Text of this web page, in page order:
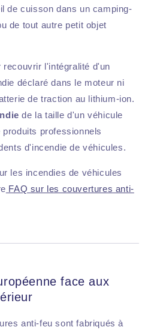
de cuisson dans un camping-
de tout autre petit objet
l'intégralité d'un
déclaré dans le moteur ni
de traction au lithium-ion.
de la taille d'un véhicule
professionnels
d'incendie de véhicules.
les incendies de véhicules
FAQ sur les couvertures anti-
face aux
anti-feu sont fabriqués à